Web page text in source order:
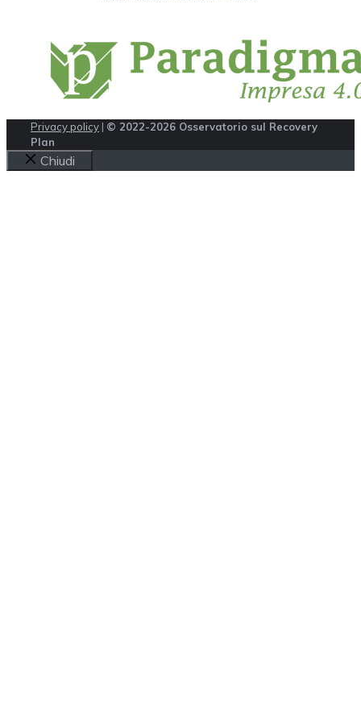
Privacy policy | © 2022-2026 Osservatorio sul Recovery
Plan
Chiudi